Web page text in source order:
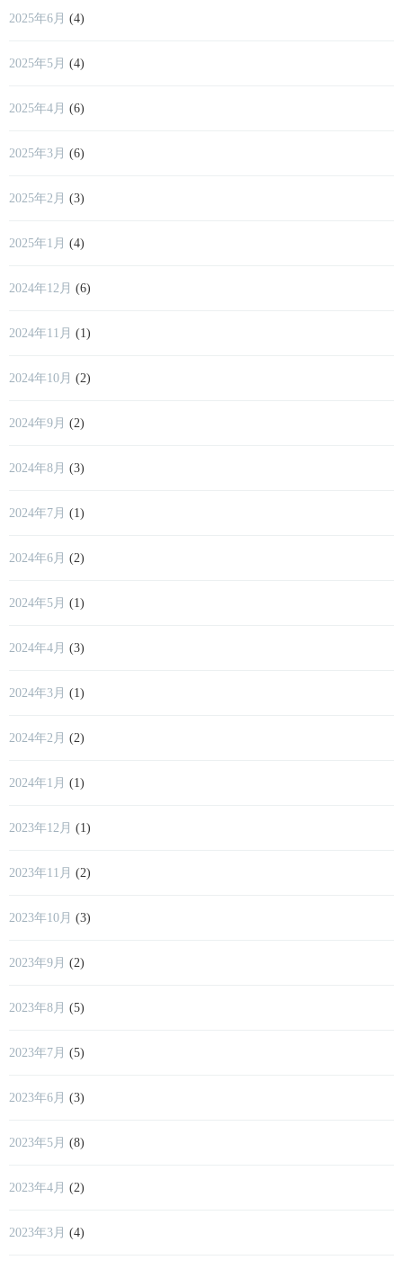
2025年6月 (4)
2025年5月 (4)
2025年4月 (6)
2025年3月 (6)
2025年2月 (3)
2025年1月 (4)
2024年12月 (6)
2024年11月 (1)
2024年10月 (2)
2024年9月 (2)
2024年8月 (3)
2024年7月 (1)
2024年6月 (2)
2024年5月 (1)
2024年4月 (3)
2024年3月 (1)
2024年2月 (2)
2024年1月 (1)
2023年12月 (1)
2023年11月 (2)
2023年10月 (3)
2023年9月 (2)
2023年8月 (5)
2023年7月 (5)
2023年6月 (3)
2023年5月 (8)
2023年4月 (2)
2023年3月 (4)